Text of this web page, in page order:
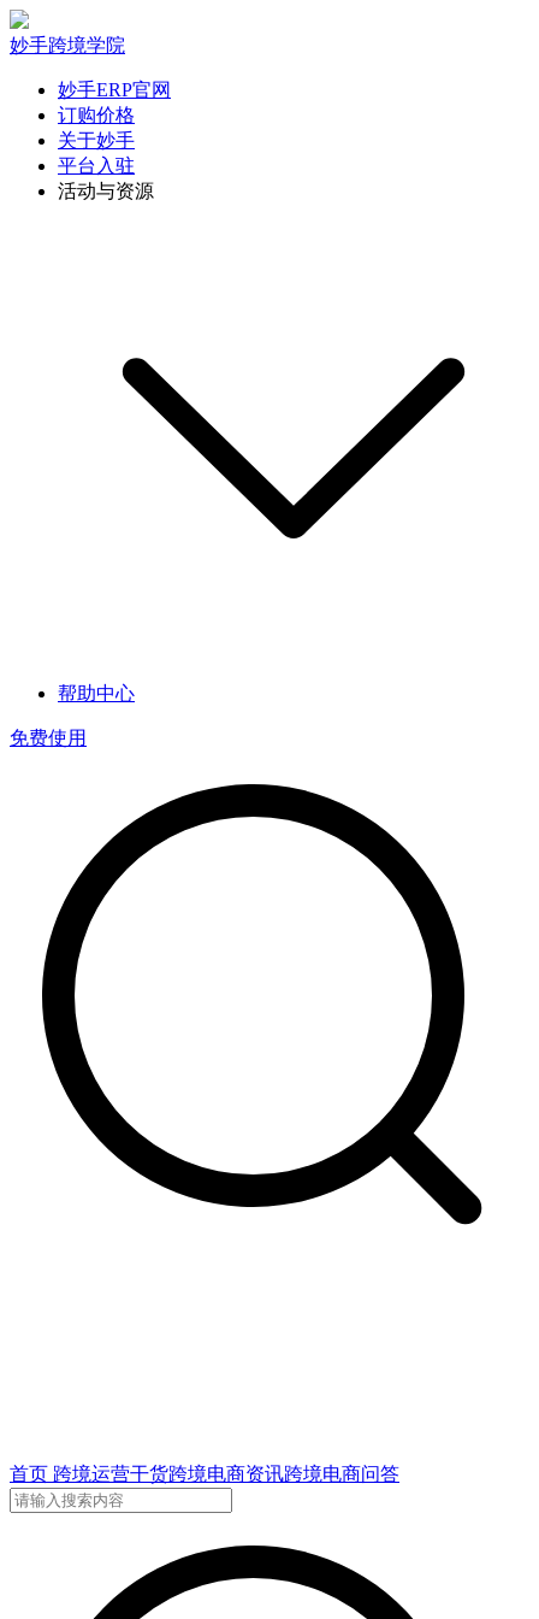
妙手跨境学院
妙手ERP官网
订购价格
关于妙手
平台入驻
活动与资源
帮助中心
免费使用
首页 跨境运营干货跨境电商资讯跨境电商问答